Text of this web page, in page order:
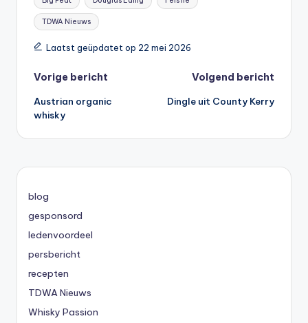
TDWA Nieuws
Laatst geüpdatet op 22 mei 2026
Bericht
navigatie
Vorige bericht
Austrian organic
whisky
Volgend bericht
Dingle uit County Kerry
blog
gesponsord
ledenvoordeel
persbericht
recepten
TDWA Nieuws
Whisky Passion